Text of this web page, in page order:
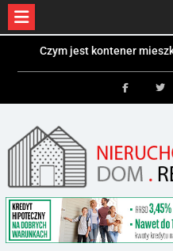
Czym jest kontener
sprawdzi?
Kolektory słoneczne a
Bezpieczeństwo dzieci i
jakie ogrodzenie